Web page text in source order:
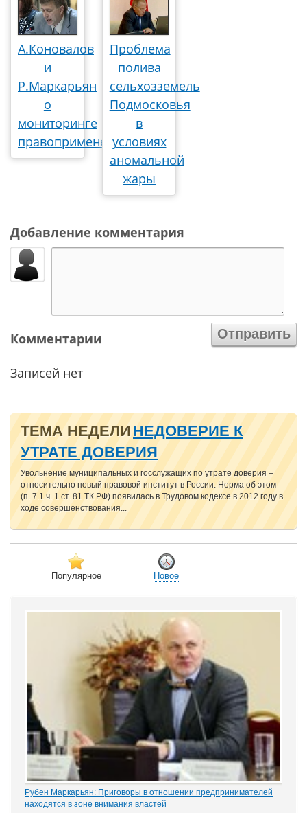
А.Коновалов
и
Р.Маркарьян
о
мониторинге
правоприменения
Проблема
полива
сельхозземель
Подмосковья
в
условиях
аномальной
жары
Добавление комментария
Комментарии
Записей нет
ТЕМА НЕДЕЛИ НЕДОВЕРИЕ К
УТРАТЕ ДОВЕРИЯ
Увольнение муниципальных и госслужащих по утрате доверия –
относительно новый правовой институт в России. Норма об этом
(п. 7.1 ч. 1 ст. 81 ТК РФ) появилась в Трудовом кодексе в 2012 году в
ходе совершенствования...
Популярное Новое
Рубен Маркарьян: Приговоры в отношении предпринимателей
находятся в зоне внимания властей